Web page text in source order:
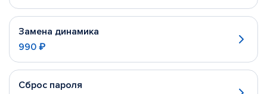
Замена динамика
990 ₽
Сброс пароля